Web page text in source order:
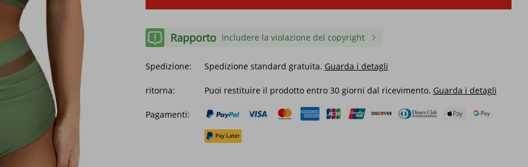
Rapporto Includere la violazione del copyright
Spedizione: Spedizione standard gratuita. Guarda i detagli
ritorna: Puoi restituire il prodotto entro 30 giorni dal ricevimento. Guarda i detagli
Pagamenti: